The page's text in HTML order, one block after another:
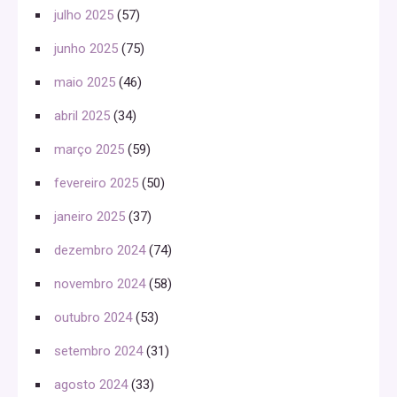
julho 2025 (57)
junho 2025 (75)
maio 2025 (46)
abril 2025 (34)
março 2025 (59)
fevereiro 2025 (50)
janeiro 2025 (37)
dezembro 2024(74)
novembro 2024(58)
outubro 2024(53)
setembro 2024(31)
agosto 2024(33)